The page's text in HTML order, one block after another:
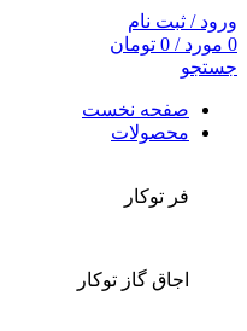
ورود / ثبت نام
0 مورد/
0 تومان
جستجو
صفحه نخست
محصولات
فر توکار
اجاق گاز توکار